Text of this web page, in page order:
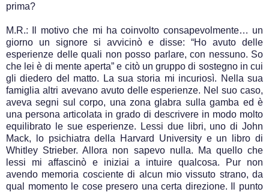
prima?
M.R.: Il motivo che mi ha coinvolto consapevolmente… un
giorno un signore si avvicinò e disse: “Ho avuto delle
esperienze delle quali non posso parlare, con nessuno. So
che lei è di mente aperta” e citò un gruppo di sostegno in cui
gli diedero del matto. La sua storia mi incuriosì. Nella sua
famiglia altri avevano avuto delle esperienze. Nel suo caso,
aveva segni sul corpo, una zona glabra sulla gamba ed è
una persona articolata in grado di descrivere in modo molto
equilibrato le sue esperienze. Lessi due libri, uno di John
Mack, lo psichiatra della Harvard University e un libro di
Whitley Strieber. Allora non sapevo nulla. Ma quello che
lessi mi affascinò e iniziai a intuire qualcosa. Pur non
avendo memoria cosciente di alcun mio vissuto strano, da
qual momento le cose presero una certa direzione. Il punto